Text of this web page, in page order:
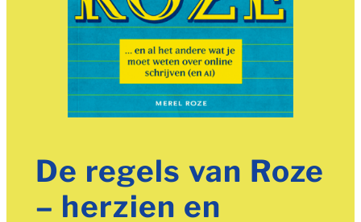
De regels van Roze
– herzien en